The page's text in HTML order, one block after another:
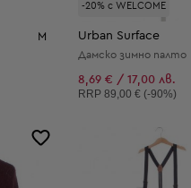
M
-20% с WELCOME
Urban Surface
Дамско зимно палто
8,69 € / 17,00 лв.
Препоръчителна цена:
RRP 89,00 € (-90%)